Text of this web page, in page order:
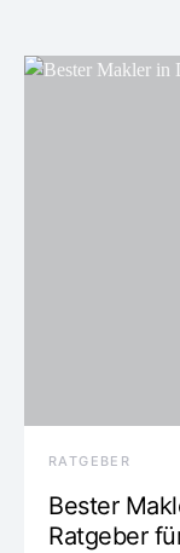
RATGEBER
Bester
Ratgeber